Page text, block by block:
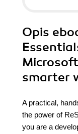
Opis
smarter
A practical,
the power of
you are a